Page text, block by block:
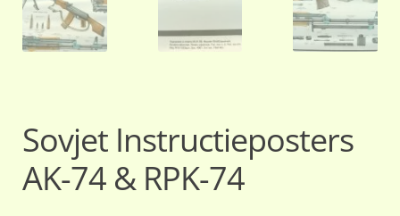
Sovjet Instructieposters
AK-74 & RPK-74